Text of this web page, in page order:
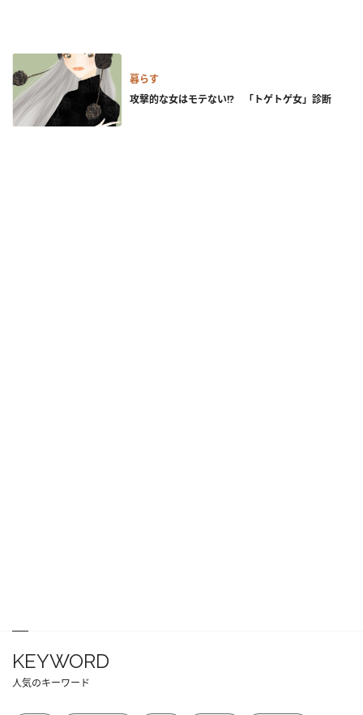
暮らす
攻撃的な女はモテない!? 「トゲトゲ女」診断
KEYWORD
人気のキーワード